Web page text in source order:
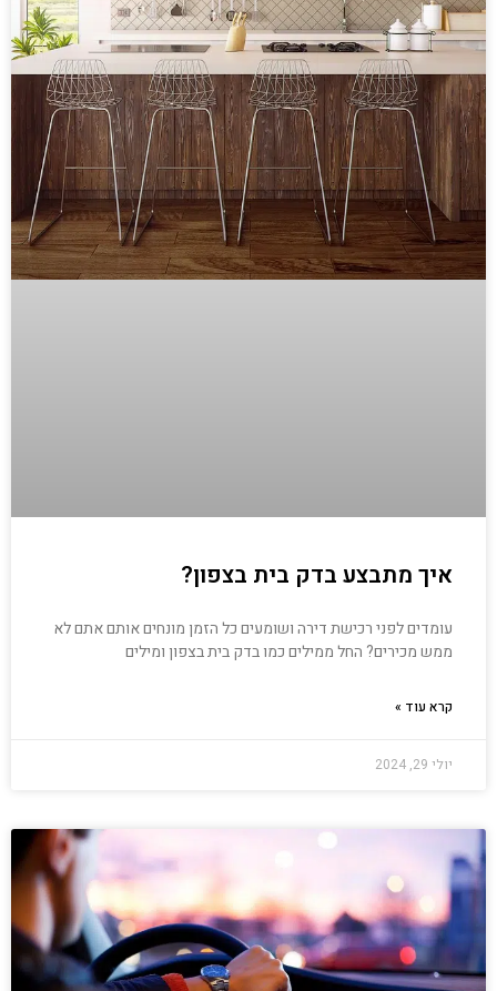
איך מתבצע בדק בית בצפון?
עומדים לפני רכישת דירה ושומעים כל הזמן מונחים אותם אתם לא
ממש מכירים? החל ממילים כמו בדק בית בצפון ומילים
קרא עוד »
יולי 29, 2024